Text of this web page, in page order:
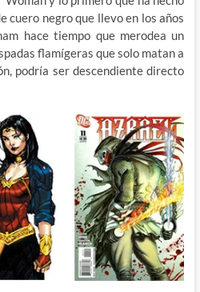
cuero negro que llevo en los años
hace tiempo que merodea un
flamígeras que solo matan a
podría ser descendiente directo